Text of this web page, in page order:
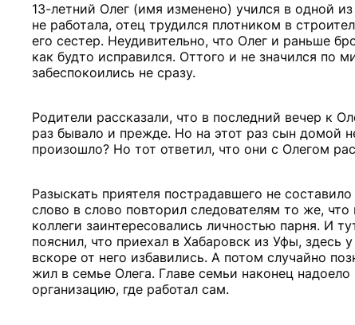
13-летний Олег (имя изменено) учился в одной
не работала, отец трудился плотником в
его сестер. Неудивительно, что Олег и раньше
как будто исправился. Оттого и не значился по
забеспокоились не сразу.
Родители рассказали, что в последний вечер к
раз бывало и прежде. Но на этот раз сын домой
произошло? Но тот ответил, что они с Олегом
Разыскать приятеля пострадавшего не
слово в слово повторил следователям то же,
коллеги заинтересовались личностью парня. И
пояснил, что приехал в Хабаровск из Уфы,
вскоре от него избавились. А потом случайно
жил в семье Олега. Главе семьи наконец
организацию, где работал сам.